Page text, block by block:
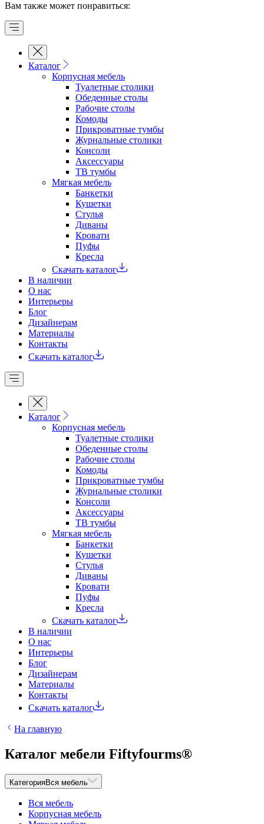
Вам также может понравиться:
Каталог
Корпусная мебель
Туалетные столики
Обеденные cтолы
Рабочие столы
Комоды
Прикроватные тумбы
Журнальные столики
Консоли
Аксессуары
ТВ тумбы
Мягкая мебель
Банкетки
Кушетки
Стулья
Диваны
Кровати
Пуфы
Кресла
Скачать каталог
В наличии
О нас
Интерьеры
Блог
Дизайнерам
Материалы
Контакты
Скачать каталог
Каталог
Корпусная мебель
Туалетные столики
Обеденные cтолы
Рабочие столы
Комоды
Прикроватные тумбы
Журнальные столики
Консоли
Аксессуары
ТВ тумбы
Мягкая мебель
Банкетки
Кушетки
Стулья
Диваны
Кровати
Пуфы
Кресла
Скачать каталог
В наличии
О нас
Интерьеры
Блог
Дизайнерам
Материалы
Контакты
Скачать каталог
На главную
Каталог мебели Fiftyfourms®
КатегорияВся мебель
Вся мебель
Корпусная мебель